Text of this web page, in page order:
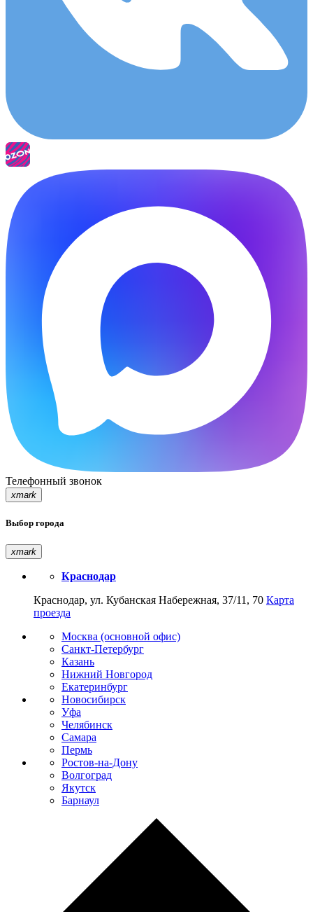
Телефонный звонок
xmark
Выбор города
xmark
Краснодар
Краснодар, ул. Кубанская Набережная, 37/11, 70 Карта
проезда
Москва (основной офис)
Санкт-Петербург
Казань
Нижний Новгород
Екатеринбург
Новосибирск
Уфа
Челябинск
Самара
Пермь
Ростов-на-Дону
Волгоград
Якутск
Барнаул